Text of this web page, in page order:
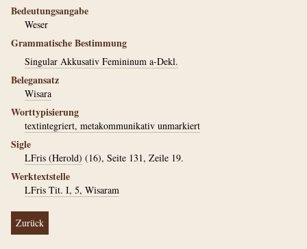
Bedeutungsangabe
Weser
Grammatische Bestimmung
Singular Akkusativ Femininum a-Dekl.
Belegansatz
Wisara
Worttypisierung
textintegriert, metakommunikativ unmarkiert
Sigle
LFris (Herold) (16), Seite 131, Zeile 19.
Werktextstelle
LFris Tit. I, 5, Wisaram
Zurück